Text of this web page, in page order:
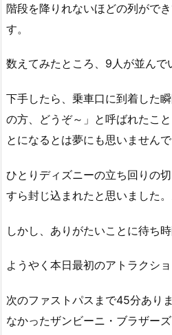
階段を降りれないほどの列がで
す。
数えてみたところ、9人が並んで
下手したら、乗車口に到着した
の方、どうぞ～」と呼ばれたこ
とになるとは夢にも思いませんで
ひとりディズニーの立ち回りの
すら封じ込まれたと思いました。
しかし、ありがたいことに待ち時
ようやく本日最初のアトラクシ
次のファストパスまで45分あり
なかったザンビーニ・ブラザー